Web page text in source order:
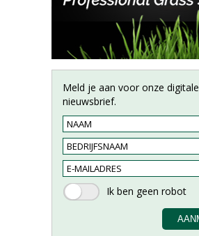
Meld je aan voor onze digitale
nieuwsbrief.